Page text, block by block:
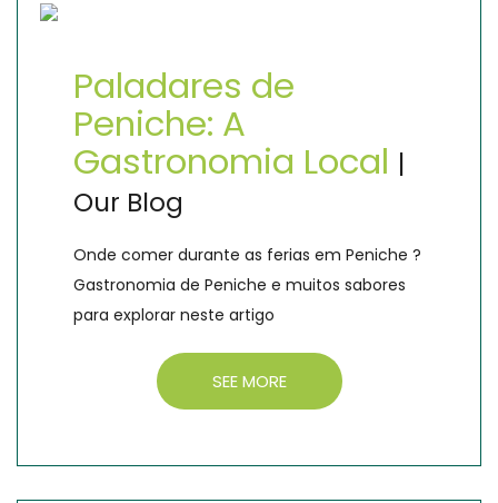
Paladares de
Peniche: A
Gastronomia Local |
Our Blog
Onde comer durante as ferias em Peniche ?
Gastronomia de Peniche e muitos sabores
para explorar neste artigo
SEE MORE